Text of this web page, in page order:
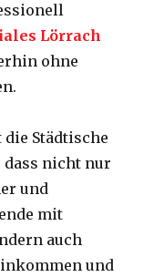
Lörrach
ohne
Städtische
dass nicht nur
und
mit
auch
und